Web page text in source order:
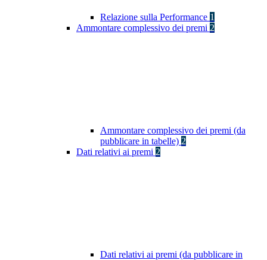
Relazione sulla Performance 1
Ammontare complessivo dei premi 2
Ammontare complessivo dei premi (da
pubblicare in tabelle) 2
Dati relativi ai premi 2
Dati relativi ai premi (da pubblicare in